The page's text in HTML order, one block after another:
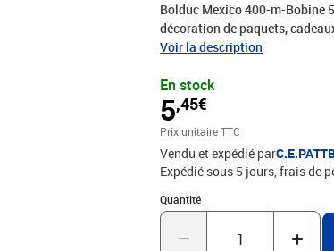
Bolduc Mexico 400-m-Bobine
décoration de paquets,
produits sont fabriqués en
une communion, Noël, le
rend rapidement les
Voir la description
En stock
5,45€
Prix unitaire TTC
Vendu et expédié par
Expédié sous 5 jours, frais de
Quantité
Quantité : 1